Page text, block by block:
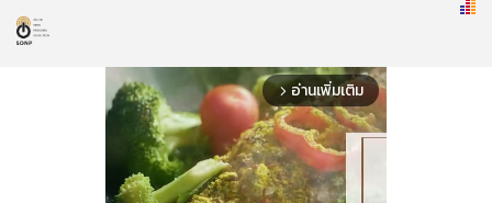
arrow_forward_ios อ่านเพิ่มเติม